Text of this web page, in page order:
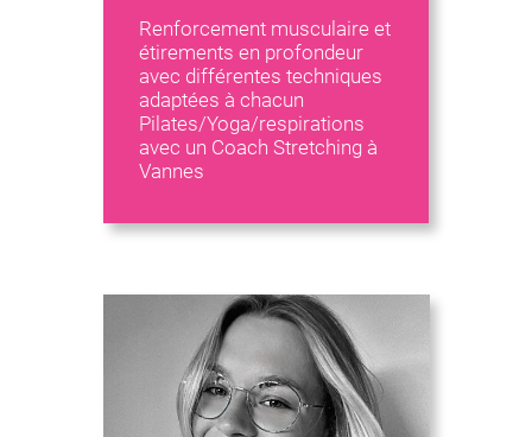
Renforcement musculaire et
étirements en profondeur
avec différentes techniques
adaptées à chacun
Pilates/Yoga/respirations
avec un Coach Stretching à
Vannes